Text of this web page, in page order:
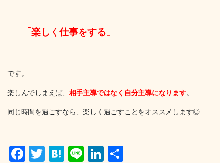
「楽しく仕事をする」
です。
楽しんでしまえば、 相手主導ではなく自分主導になります。
同じ時間を過ごすなら、楽しく過ごすことをオススメします◎
F
T
H
Li
Li